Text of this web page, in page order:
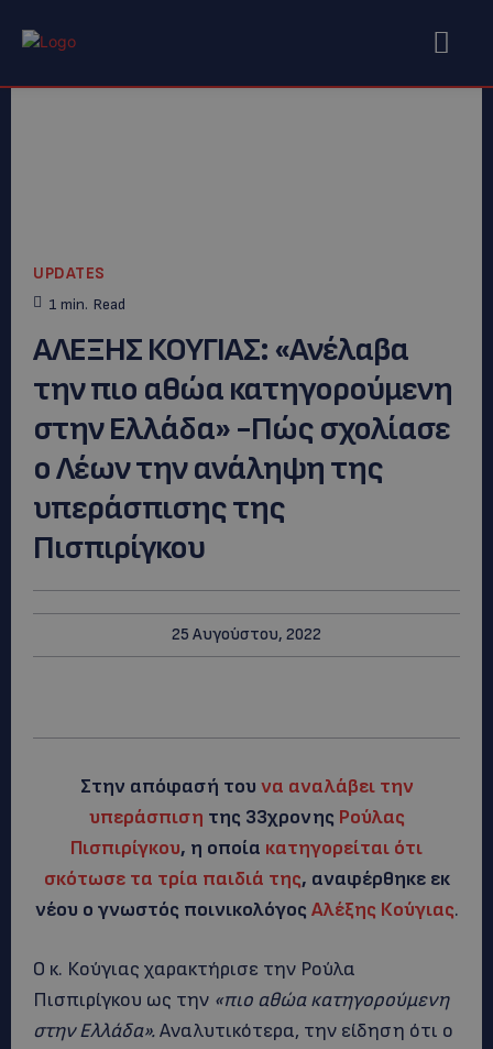
UPDATES
1 min. Read
AΛΕΞΗΣ ΚΟΥΓΙΑΣ: «Ανέλαβα
την πιο αθώα κατηγορούμενη
στην Ελλάδα» -Πώς σχολίασε
ο Λέων την ανάληψη της
υπεράσπισης της
Πισπιρίγκου
25 Αυγούστου, 2022
Στην απόφασή του να αναλάβει την
υπεράσπιση της 33χρονης Ρούλας
Πισπιρίγκου, η οποία κατηγορείται ότι
σκότωσε τα τρία παιδιά της, αναφέρθηκε εκ
νέου ο γνωστός ποινικολόγος Αλέξης Κούγιας.
Ο κ. Κούγιας χαρακτήρισε την Ρούλα
Πισπιρίγκου ως την «πιο αθώα κατηγορούμενη
στην Ελλάδα».Αναλυτικότερα, την είδηση ότι ο